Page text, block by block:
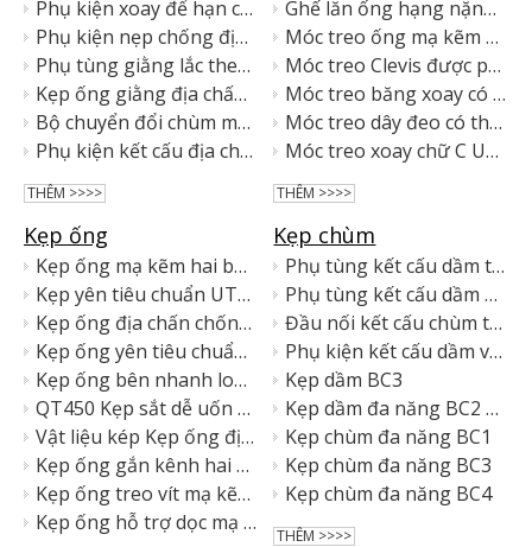
Phụ kiện xoay để hạn chế đường nhánh của vòi phun nước chữa cháy
Phụ kiện nẹp chống địa chấn cho ống phun nước chữa cháy
Phụ tùng giằng lắc theo chiều dọc cho ống phun nước
Kẹp ống giằng địa chấn bằng thép carbon và sắt dễ uốn
Bộ chuyển đổi chùm mạ kẽm điện cho hệ thống giằng phun nước
Phụ kiện kết cấu địa chấn bằng thép carbon cho giằng ống
THÊM >>>>
Ghế lăn ống hạng nặng cho đường ống HVAC
Móc treo ống mạ kẽm nhúng nóng
Móc treo Clevis được phê duyệt FM được liệt kê bởi UL
Móc treo băng xoay có thể điều chỉnh được phê duyệt FM
Móc treo dây đeo có thể điều chỉnh UTT42 không có đai ốc xoay
Móc treo xoay chữ C UTT41
THÊM >>>>
Kẹp ống
Kẹp ống mạ kẽm hai bu lông được chứng nhận FM UL UTT60
Kẹp yên tiêu chuẩn UTT82
Kẹp ống địa chấn chống cháy UL CE bằng thép carbon
Kẹp ống yên tiêu chuẩn bằng thép mạ kẽm
Kẹp ống bên nhanh loại chữ U được UL FM phê duyệt
QT450 Kẹp sắt dễ uốn UL CE loại chữ U
Vật liệu kép Kẹp ống địa chấn UL CE
Kẹp ống gắn kênh hai mảnh mạ kẽm điện
Kẹp ống treo vít mạ kẽm điện
Kẹp ống hỗ trợ dọc mạ kẽm UL FM
Kẹp chùm
Phụ tùng kết cấu dầm tiêu chuẩn được chứng nhận UL FM
Phụ tùng kết cấu dầm nhỏ gọn được chứng nhận UL FM
Đầu nối kết cấu chùm tia đa thông số kỹ thuật được UL FM phê duyệt
Phụ kiện kết cấu dầm và xà gồ được chứng nhận UL FM
Kẹp dầm BC3
Kẹp dầm đa năng BC2 để gắn kết cấu an toàn
Kẹp chùm đa năng BC1
Kẹp chùm đa năng BC3
Kẹp chùm đa năng BC4
THÊM >>>>